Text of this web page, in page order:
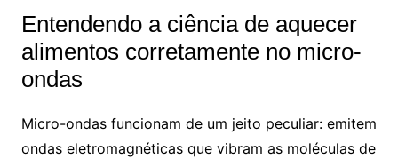
Entendendo a ciência de aquecer
alimentos corretamente no micro-
ondas
Micro-ondas funcionam de um jeito peculiar: emitem
ondas eletromagnéticas que vibram as moléculas de